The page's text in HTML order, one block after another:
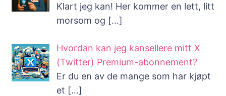
Klart jeg kan! Her kommer en lett, litt
morsom og […]
Hvordan kan jeg kansellere mitt X
(Twitter) Premium-abonnement?
Er du en av de mange som har kjøpt
et […]